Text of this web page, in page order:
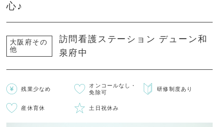
心♪
大阪府その
他
訪問看護ステーション デューン和
泉府中
残業少なめ
オンコールなし・
免除可
研修制度あり
産休育休 土日祝休み